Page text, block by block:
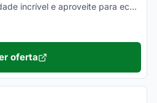
Não perca essa oportunidade incrível e aproveite para economizar com facilidade em todas as suas compras!
oferta